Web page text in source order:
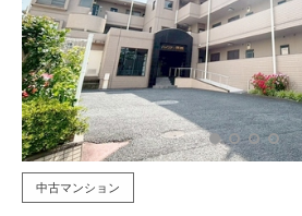
中古マンション